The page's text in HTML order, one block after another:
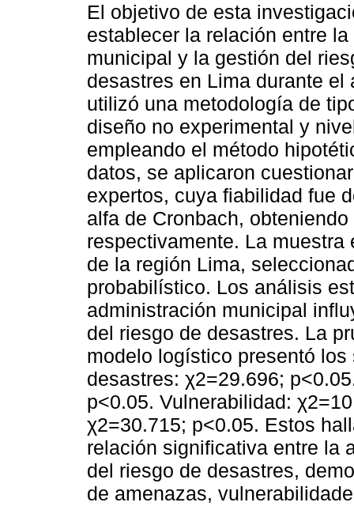
El objetivo de esta
establecer la relación entre
municipal y la gestión del
desastres en Lima durante el
utilizó una metodología de
diseño no experimental y
empleando el método
datos, se aplicaron
expertos, cuya fiabilidad fue
alfa de Cronbach,
respectivamente. La
de la región Lima,
probabilístico. Los análisis
administración municipal
del riesgo de desastres. La
modelo logístico presentó
desastres: χ2=29.696;
p<0.05. Vulnerabilidad:
χ2=30.715; p<0.05. Estos
relación significativa entre la
del riesgo de desastres,
de amenazas,